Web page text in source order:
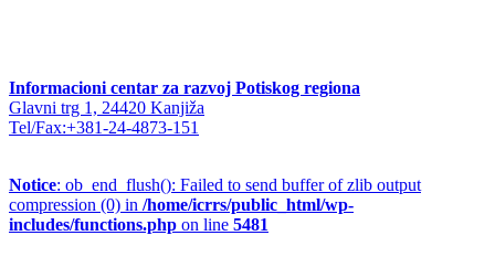
Informacioni centar za razvoj Potiskog regiona
Glavni trg 1, 24420 Kanjiža
Tel/Fax:+381-24-4873-151
Notice: ob_end_flush(): Failed to send buffer of zlib output
compression (0) in /home/icrrs/public_html/wp-
includes/functions.php on line 5481